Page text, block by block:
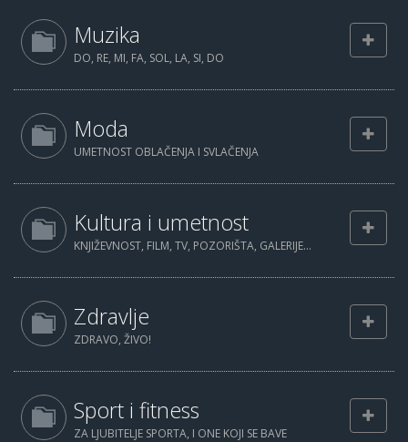
Muzika
DO, RE, MI, FA, SOL, LA, SI, DO
Moda
UMETNOST OBLAČENJA I SVLAČENJA
Kultura i umetnost
KNJIŽEVNOST, FILM, TV, POZORIŠTA, GALERIJE...
Zdravlje
ZDRAVO, ŽIVO!
Sport i fitness
ZA LJUBITELJE SPORTA, I ONE KOJI SE BAVE